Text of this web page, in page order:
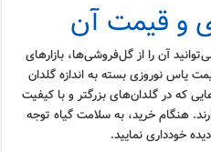
و قیمت آن
آن را از گل‌فروشی‌ها، بازارهای
یاس نوروزی بسته به اندازه گلدان
که در گلدان‌های بزرگتر و با کیفیت
هنگام خرید، به سلامت گیاه توجه
خودداری نمایید.